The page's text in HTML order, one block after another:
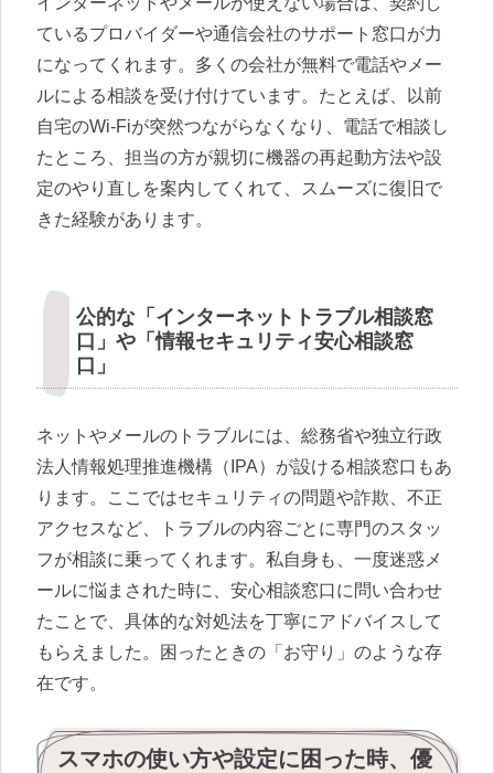
ているプロバイダーや通信会社のサポート窓口が力
になってくれます。多くの会社が無料で電話やメー
ルによる相談を受け付けています。たとえば、以前
自宅のWi-Fiが突然つながらなくなり、電話で相談し
たところ、担当の方が親切に機器の再起動方法や設
定のやり直しを案内してくれて、スムーズに復旧で
きた経験があります。
公的な「インターネットトラブル相談窓
口」や「情報セキュリティ安心相談窓
口」
ネットやメールのトラブルには、総務省や独立行政
法人情報処理推進機構（IPA）が設ける相談窓口もあ
ります。ここではセキュリティの問題や詐欺、不正
アクセスなど、トラブルの内容ごとに専門のスタッ
フが相談に乗ってくれます。私自身も、一度迷惑メ
ールに悩まされた時に、安心相談窓口に問い合わせ
たことで、具体的な対処法を丁寧にアドバイスして
もらえました。困ったときの「お守り」のような存
在です。
スマホの使い方や設定に困った時、優